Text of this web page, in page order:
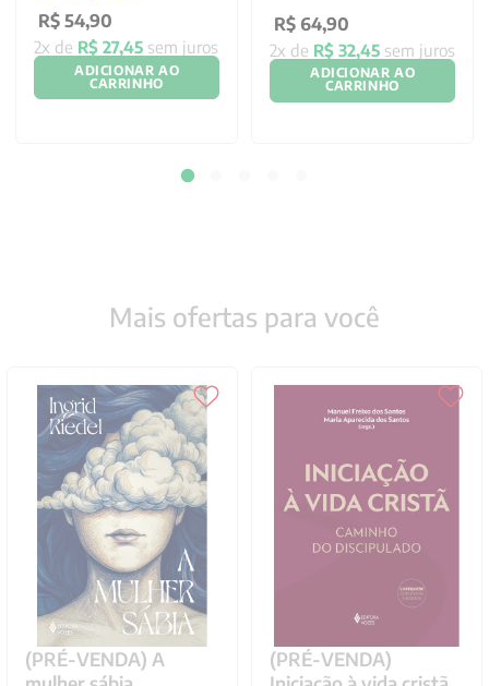
R$ 54,90
2x de R$ 27,45 sem juros
ADICIONAR AO
CARRINHO
R$ 64,90
2x de R$ 32,45 sem juros
ADICIONAR AO
CARRINHO
Mais ofertas para você
(PRÉ-VENDA) A
(PRÉ-VENDA)